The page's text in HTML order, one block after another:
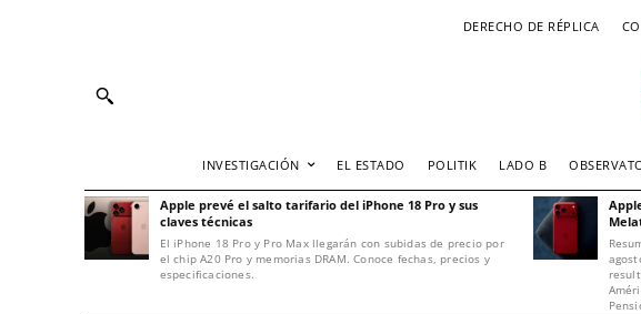
DERECHO DE RÉPLICA
INVESTIGACIÓN EL ESTADO POLITIK LADO B
Apple prevé el salto tarifario del iPhone 18 Pro y sus
claves técnicas
El iPhone 18 Pro y Pro Max llegarán con subidas de precio por
el chip A20 Pro y memorias DRAM. Conoce fechas, precios y
especificaciones.